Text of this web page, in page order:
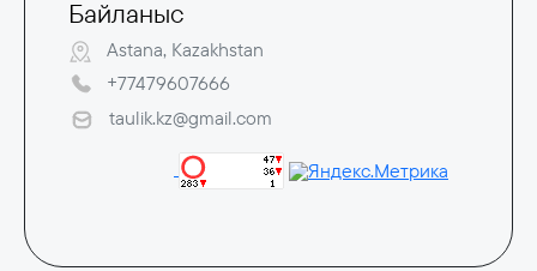
Байланыс
Astana, Kazakhstan
+77479607666
taulik.kz@gmail.com